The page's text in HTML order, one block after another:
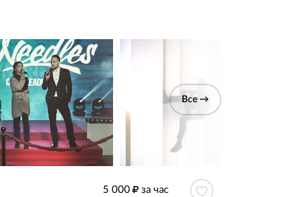
Все →
5 000
за час